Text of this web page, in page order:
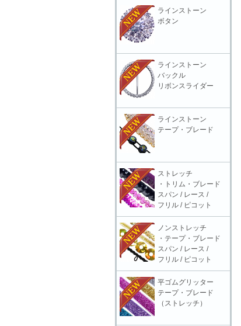
ラインストーン
ボタン
ラインストーン
バックル
リボンスライダー
ラインストーン
テープ・ブレード
ストレッチ
・トリム・ブレード
スパン / レース /
フリル / ピコット
ノンストレッチ
・テープ・ブレード
スパン / レース /
フリル / ピコット
平ゴムグリッター
テープ・ブレード
（ストレッチ）